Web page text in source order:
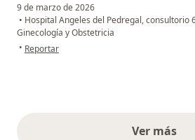
9 de marzo de 2026
• Hospital Angeles del Pedregal, consultorio
Ginecología y Obstetricia
• en opinión del usuario Anile P.
Reportar
Ver más